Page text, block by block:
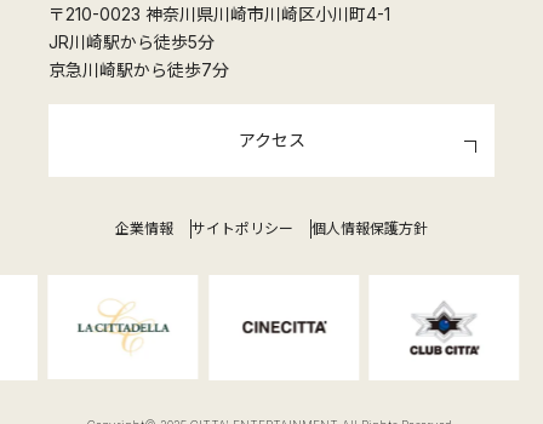
〒210-0023 神奈川県川崎市川崎区小川町4-1
JR川崎駅から徒歩5分
京急川崎駅から徒歩7分
アクセス
企業情報 サイトポリシー 個人情報保護方針